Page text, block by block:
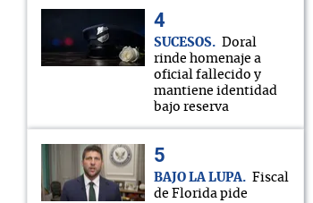
SUCESOS
Doral
rinde homenaje a
oficial fallecido y
mantiene identidad
bajo reserva
BAJO LA LUPA
Fiscal
de Florida pide